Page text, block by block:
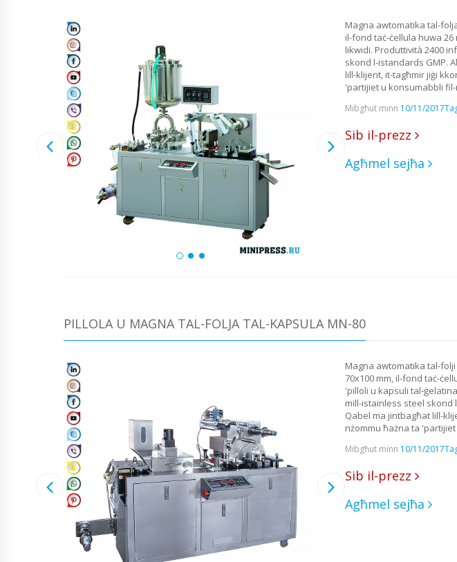
Magna awtomatika tal-
il-fond taċ-ċellula huwa
likwidi. Produttività 2400
skond l-istandards GMP.
lill-klijent, it-tagħmir jiġi
'partijiet u konsumabbli
Mibgħut minn 10/11/2017
Sib il-prezz
Agħmel sejħa
PILLOLA U MAGNA TAL-FOLJA TAL-KAPSULA MN-80
Magna awtomatika tal-
70x100 mm, il-fond taċ-
'pilloli u kapsuli tal-
mill-istainless steel
Qabel ma jintbagħat lill-
nżommu ħażna ta
Mibgħut minn 10/11/2017
Sib il-prezz
Agħmel sejħa